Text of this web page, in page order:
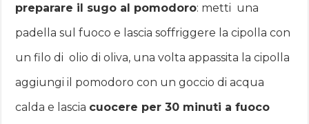
preparare il sugo al pomodoro: metti una
padella sul fuoco e lascia soffriggere la cipolla con
un filo di olio di oliva, una volta appassita la cipolla
aggiungi il pomodoro con un goccio di acqua
calda e lascia cuocere per 30 minuti a fuoco